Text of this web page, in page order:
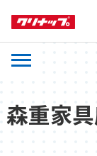
森重家